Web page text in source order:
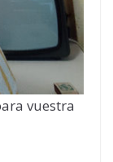
vuestra